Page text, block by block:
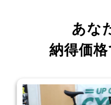
あな
納得価